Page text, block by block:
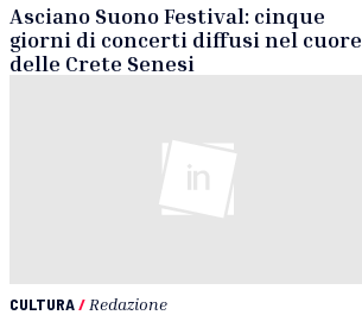
Asciano Suono Festival: cinque
giorni di concerti diffusi nel cuore
delle Crete Senesi
CULTURA/ Redazione